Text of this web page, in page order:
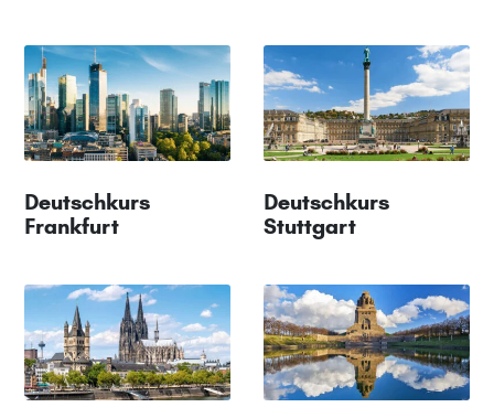
Deutschkurs
Frankfurt
Deutschkurs
Stuttgart